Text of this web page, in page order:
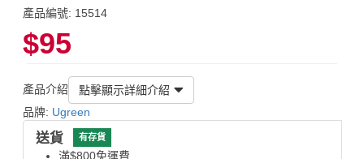
產品編號: 15514
$95
產品介紹
點擊顯示詳細介紹
品牌: Ugreen
送貨 有存貨
滿$800免運費